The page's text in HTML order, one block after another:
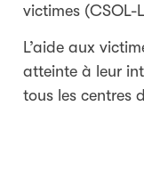
victimes (CSOL-
L’aide aux
atteinte à leur
tous les centres